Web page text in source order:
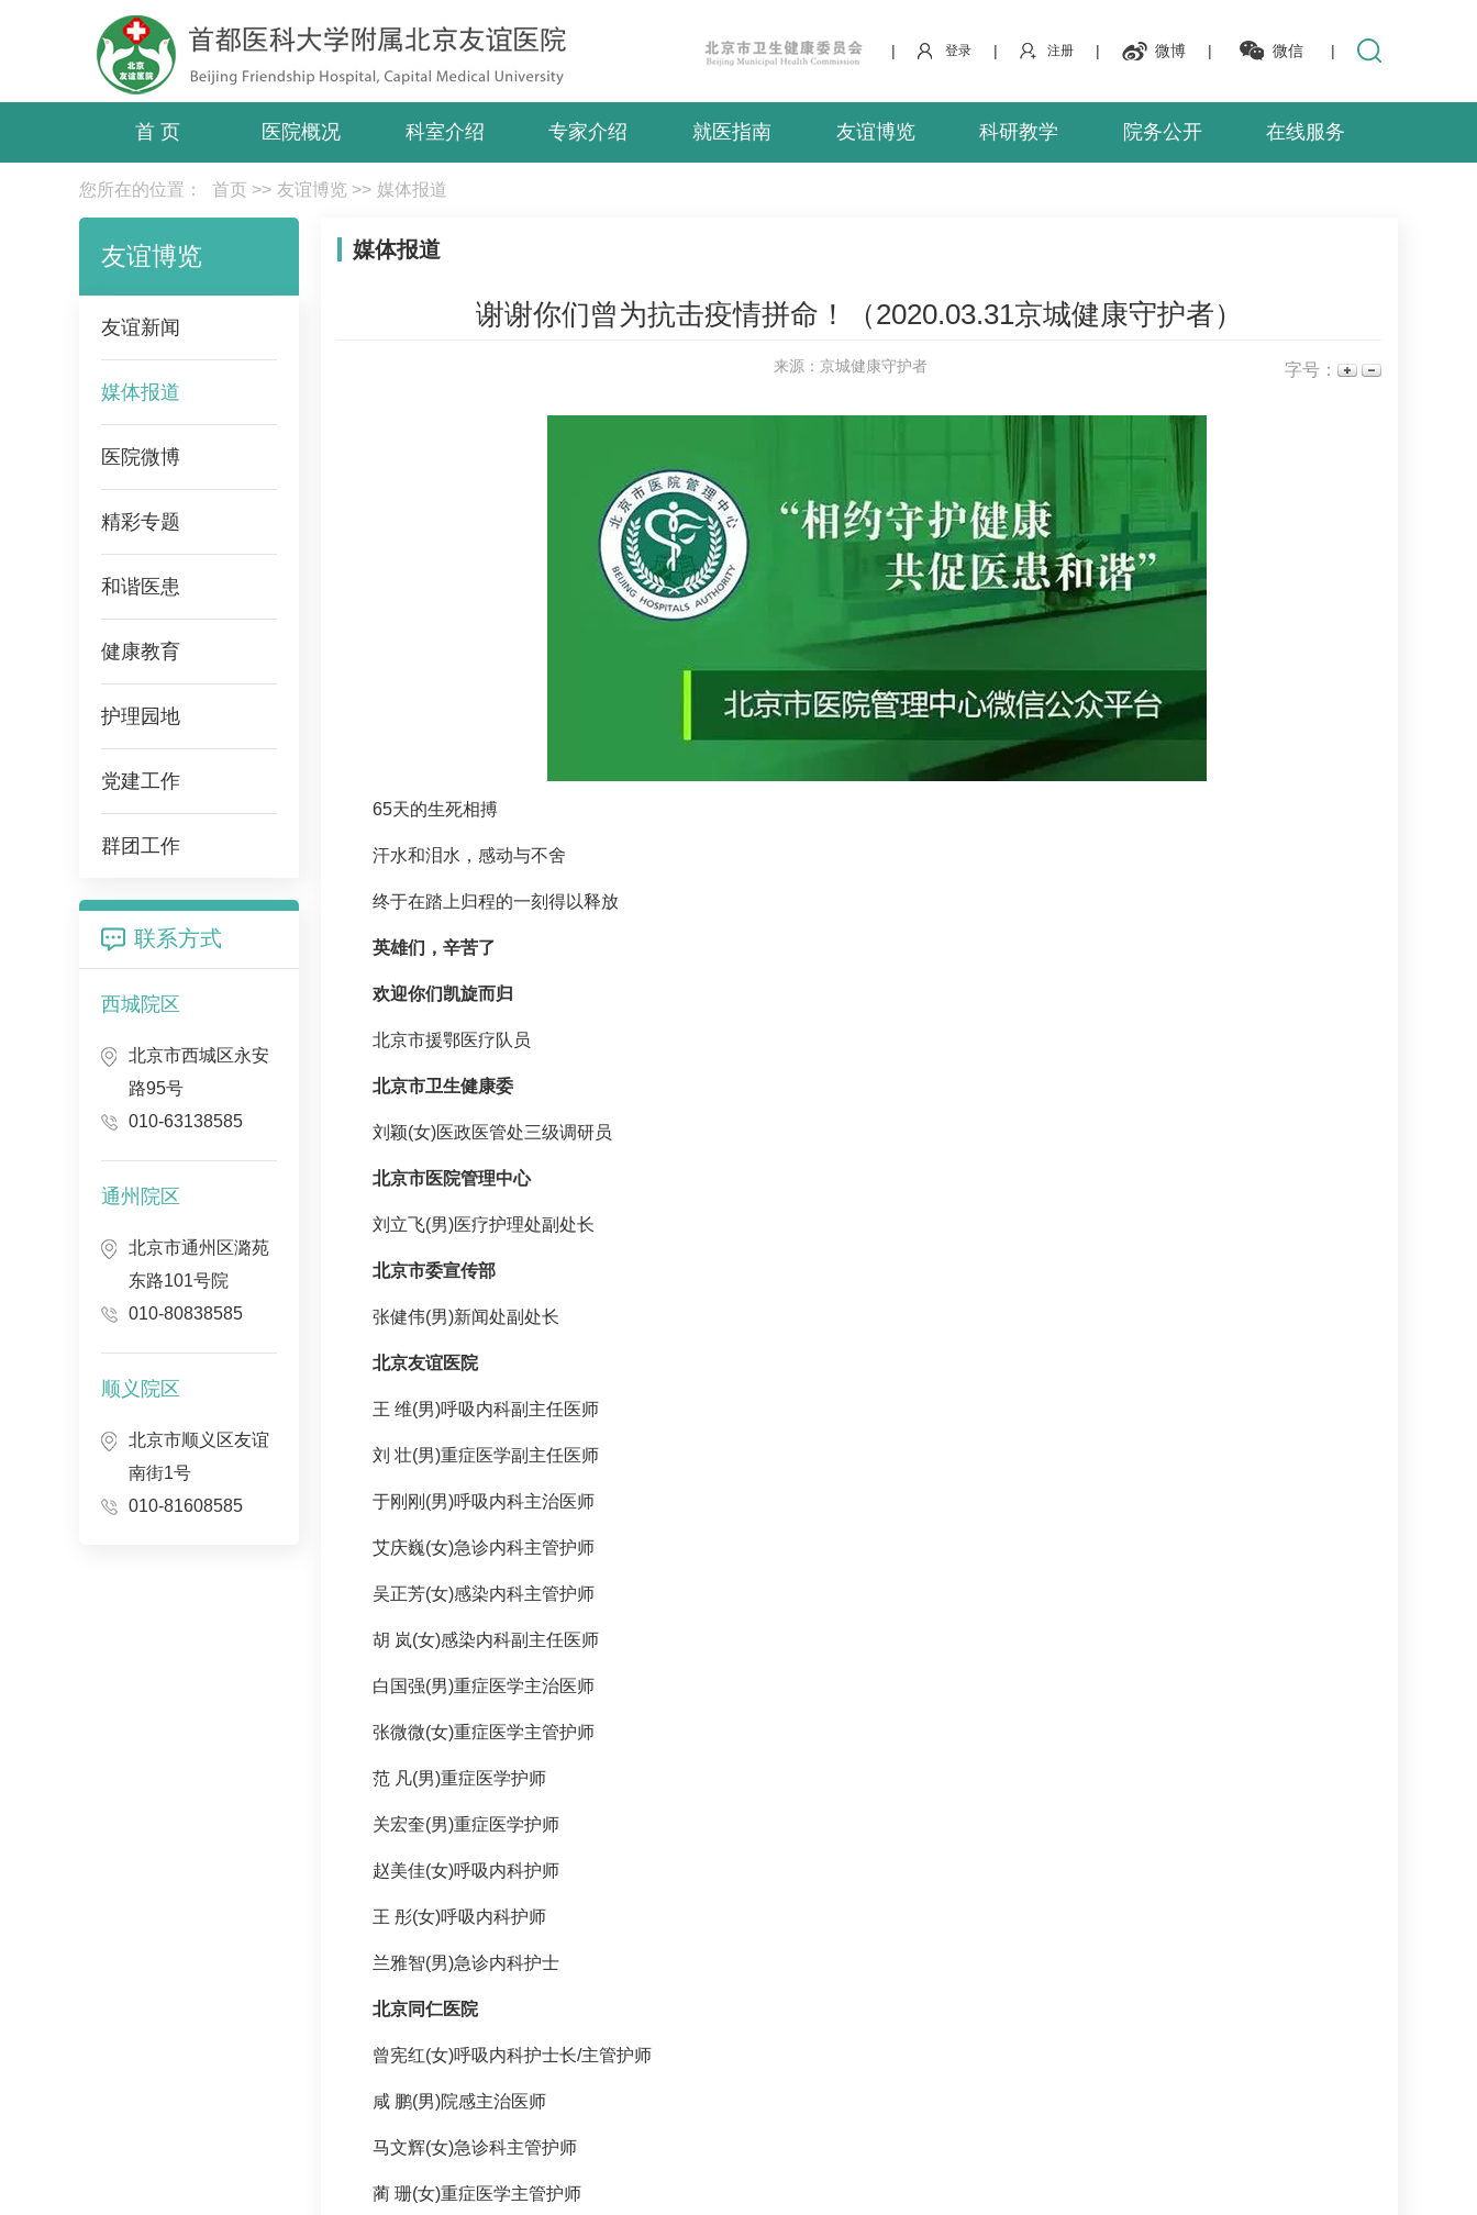
| 登录 | 注册 | 微博 | 微信 |
首 页 医院概况 科室介绍 专家介绍 就医指南 友谊博览 科研教学 院务公开 在线服务
您所在的位置： 首页 >> 友谊博览 >> 媒体报道
友谊博览
友谊新闻
媒体报道
医院微博
精彩专题
和谐医患
健康教育
护理园地
党建工作
群团工作
联系方式
西城院区
北京市西城区永安
路95号
010-63138585
通州院区
北京市通州区潞苑
东路101号院
010-80838585
顺义院区
北京市顺义区友谊
南街1号
010-81608585
媒体报道
谢谢你们曾为抗击疫情拼命！（2020.03.31京城健康守护者）
来源：京城健康守护者 字号：
65天的生死相搏
汗水和泪水，感动与不舍
终于在踏上归程的一刻得以释放
英雄们，辛苦了
欢迎你们凯旋而归
北京市援鄂医疗队员
北京市卫生健康委
刘颖(女)医政医管处三级调研员
北京市医院管理中心
刘立飞(男)医疗护理处副处长
北京市委宣传部
张健伟(男)新闻处副处长
北京友谊医院
王 维(男)呼吸内科副主任医师
刘 壮(男)重症医学副主任医师
于刚刚 (男)呼吸内科主治医师
艾庆巍(女)急诊内科主管护师
吴正芳(女)感染内科主管护师
胡 岚(女)感染内科副主任医师
白国强(男)重症医学主治医师
张微微(女)重症医学主管护师
范 凡(男)重症医学护师
关宏奎(男)重症医学护师
赵美佳(女)呼吸内科护师
王 彤(女)呼吸内科护师
兰雅智(男)急诊内科护士
北京同仁医院
曾宪红(女)呼吸内科护士长/主管护师
咸 鹏(男)院感主治医师
马文辉(女)急诊科主管护师
蔺 珊(女)重症医学主管护师